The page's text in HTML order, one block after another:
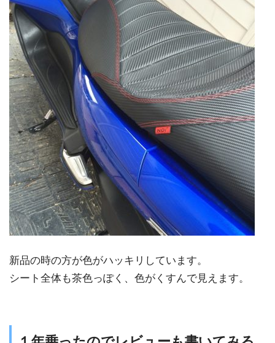
新品の時の方が色がハッキリしています。
シート全体も茶色っぽく、色がくすんで見えます。